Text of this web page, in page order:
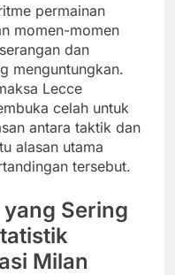
permainan
momen-momen
dan
menguntungkan.
Lecce
celah untuk
antara taktik dan
alasan utama
tersebut.
yang Sering
Milan